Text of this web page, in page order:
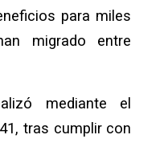
para miles
migrado entre
mediante el
tras cumplir con